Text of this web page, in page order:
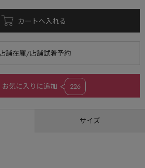
お気に入りに追加 226
サイズ